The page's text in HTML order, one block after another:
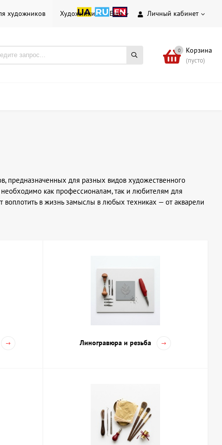
Личный кабинет
художников Художники Еще
0 Корзина
(пусто)
предназначенных для разных видов художественного
необходимо как профессионалам, так и любителям для
в жизнь замыслы в любых техниках — от акварели
материалов для творчества
внимание на базовые наборы, которые содержат
качество пигментов, плотность холста и удобство
Линогравюра и резьба